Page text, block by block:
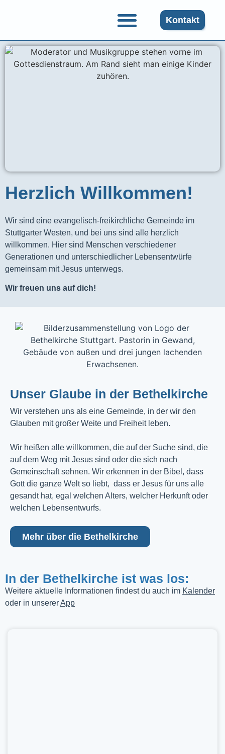
Kontakt
Herzlich Willkommen!
Wir sind eine evangelisch-freikirchliche Gemeinde im
Stuttgarter Westen, und bei uns sind alle herzlich
willkommen. Hier sind Menschen verschiedener
Generationen und unterschiedlicher Lebensentwürfe
gemeinsam mit Jesus unterwegs.
Wir freuen uns auf dich!
Unser Glaube in der Bethelkirche
Wir verstehen uns als eine Gemeinde, in der wir den
Glauben mit großer Weite und Freiheit leben.
Wir heißen alle willkommen, die auf der Suche sind, die
auf dem Weg mit Jesus sind oder die sich nach
Gemeinschaft sehnen. Wir erkennen in der Bibel, dass
Gott die ganze Welt so liebt, dass er Jesus für uns alle
gesandt hat, egal welchen Alters, welcher Herkunft oder
welchen Lebensentwurfs.
Mehr über die Bethelkirche
In der Bethelkirche ist was los:
Weitere aktuelle Informationen findest du auch im Kalender
oder in unsererApp